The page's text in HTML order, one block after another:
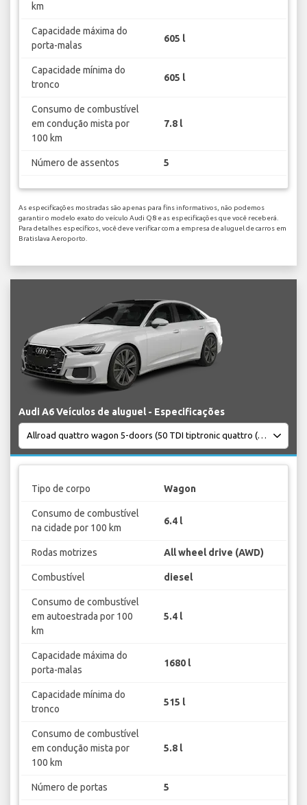
km
Capacidade máxima do
porta-malas
605 l
Capacidade mínima do
tronco
605 l
Consumo de combustível
em condução mista por
100 km
7.8 l
Número de assentos 5
As especificações mostradas são apenas para fins informativos, não podemos
garantir o modelo exato do veículo Audi Q8 e as especificações que você receberá.
Para detalhes específicos, você deve verificar com a empresa de aluguel de carros em
Bratislava Aeroporto.
Audi A6 Veículos de aluguel - Especificações
Tipo de corpo Wagon
Consumo de combustível
na cidade por 100 km
6.4 l
Rodas motrizes All wheel drive (AWD)
Combustível diesel
Consumo de combustível
em autoestrada por 100
km
5.4 l
Capacidade máxima do
porta-malas
1680 l
Capacidade mínima do
tronco
515 l
Consumo de combustível
em condução mista por
100 km
5.8 l
Número de portas 5